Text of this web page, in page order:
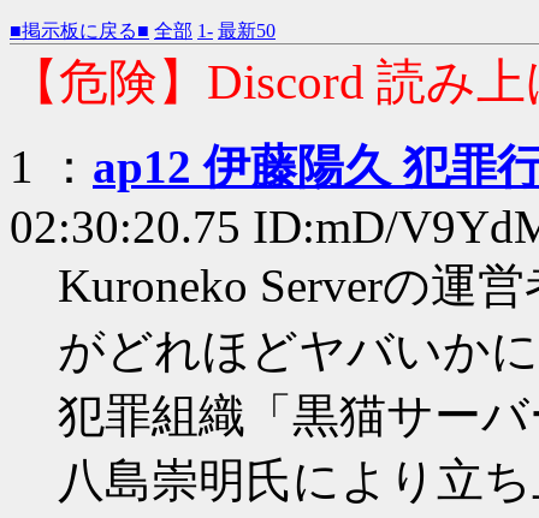
■掲示板に戻る■ 全部 1- 最新50
【危険】Discord 読み
1 ： ap12 伊藤陽久 犯罪
02:30:20.75 ID:mD/
Kuroneko Serverの運
がどれほどヤバいか
犯罪組織「黒猫サー
八島崇明氏により立